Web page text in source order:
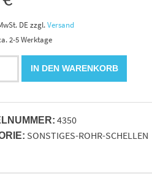
DE zzgl.Versand
2-5 Werktage
IN DEN WARENKORB
4350
SONSTIGES-ROHR-SCHELLEN